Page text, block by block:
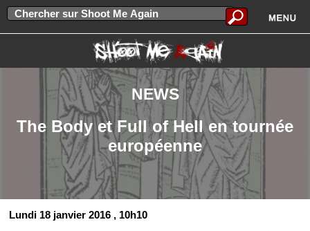
NEWS
The Body et Full of Hell en tournée
européenne
Lundi 18 janvier 2016 , 10h10